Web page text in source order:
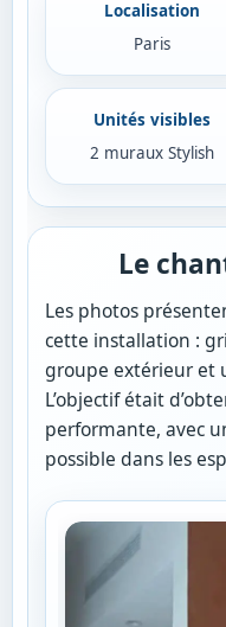
Localisation
Paris
Unités visibles
2 muraux Stylish
Le
Les photos
cette installation :
groupe extérieur et
L’objectif était
performante, avec
possible dans les